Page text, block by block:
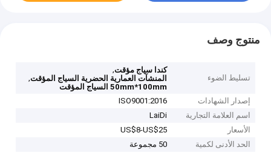
منتوج وصف
تسليط الضوء
كندا سياج مؤقت,
المنشآت العمارية الحضرية السياج المؤقت,
50mm*100mm السياج المؤقت
إصدار الشهادات
ISO9001:2016
اسم العلامة التجارية
LaiDi
الأسعار
US$8-US$25
الحد الأدنى لكمية
50 مجموعة